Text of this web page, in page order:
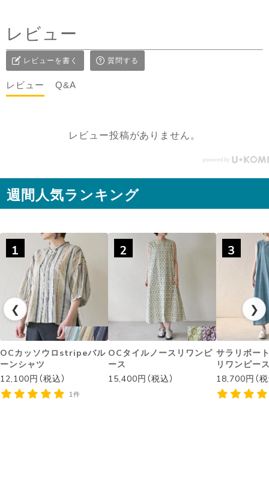
スリトップ コー
レビュー
レビューを書く 質問する
レビュー Q&A
レビュー投稿がありません。
週間人気ランキング
❮
1
OCカッソウロstripeバル
ーンシャツ
12,100円（税込）
1件
2
OCタイルノースリワンピ
ース
15,400円（税込）
3
サラリボー
リワンピー
18,700円（税
❯